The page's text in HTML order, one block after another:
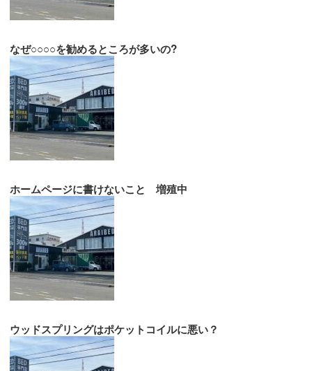
なぜ○○○○を勧めるところが多いの?
ホームページに書けないこと 増殖中
ウッドスプリングはポケットコイルに悪い？